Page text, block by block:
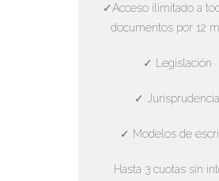
✓Acceso ilimitado a
documentos por 12
✓ Legislación
✓ Jurisprudencia
✓ Modelos de
Hasta 3 cuotas sin